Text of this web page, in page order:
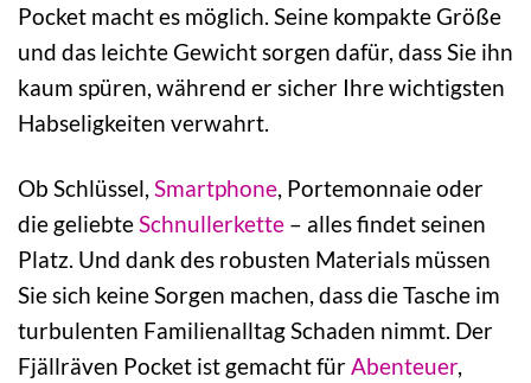
Pocket macht es möglich. Seine kompakte Größe
und das leichte Gewicht sorgen dafür, dass Sie ihn
kaum spüren, während er sicher Ihre wichtigsten
Habseligkeiten verwahrt.
Ob Schlüssel, Smartphone , Portemonnaie oder
die geliebte Schnullerkette – alles findet seinen
Platz. Und dank des robusten Materials müssen
Sie sich keine Sorgen machen, dass die Tasche im
turbulenten Familienalltag Schaden nimmt. Der
Fjällräven Pocket ist gemacht für Abenteuer,